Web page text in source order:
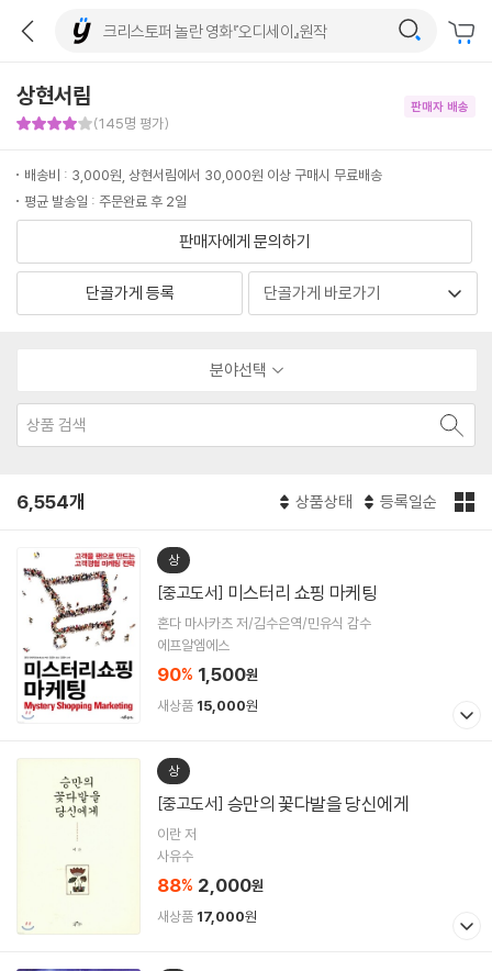
상현서림
(145명 평가)
판매자 배송
배송비 : 3,000원, 상현서림에서 30,000원 이상 구매시 무료배송
평균 발송일 : 주문완료 후 2일
판매자에게 문의하기
단골가게 등록
분야선택
6,554개 상품상태 등록일순
상
[중고도서] 미스터리 쇼핑 마케팅
혼다 마사카츠 저/김수은역/민유식 감수
에프알엠에스
90% 1,500원
새상품 15,000원
상
[중고도서] 승만의 꽃다발을 당신에게
이란 저
사유수
88% 2,000원
새상품 17,000원